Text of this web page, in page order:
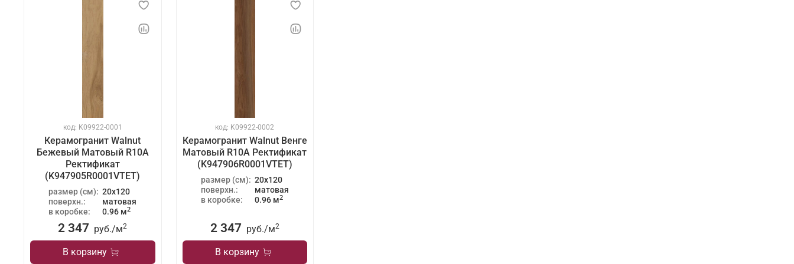
код: K09922-0001
Керамогранит Walnut
Бежевый Матовый R10A
Ректификат
(K947905R0001VTET)
размер (см): 20x120
поверхн.:
матовая
в коробке:
0.96 м2
2 347 руб./м2
В корзину
код: K09922-0002
Керамогранит Walnut Венге
Матовый R10A Ректификат
(K947906R0001VTET)
размер (см): 20x120
поверхн.:
матовая
в коробке:
0.96 м2
2 347 руб./м2
В корзину